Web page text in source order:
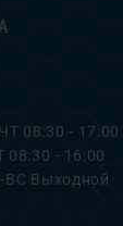
08:30 - 17:00
08:30 - 16:00
ВС Выходной